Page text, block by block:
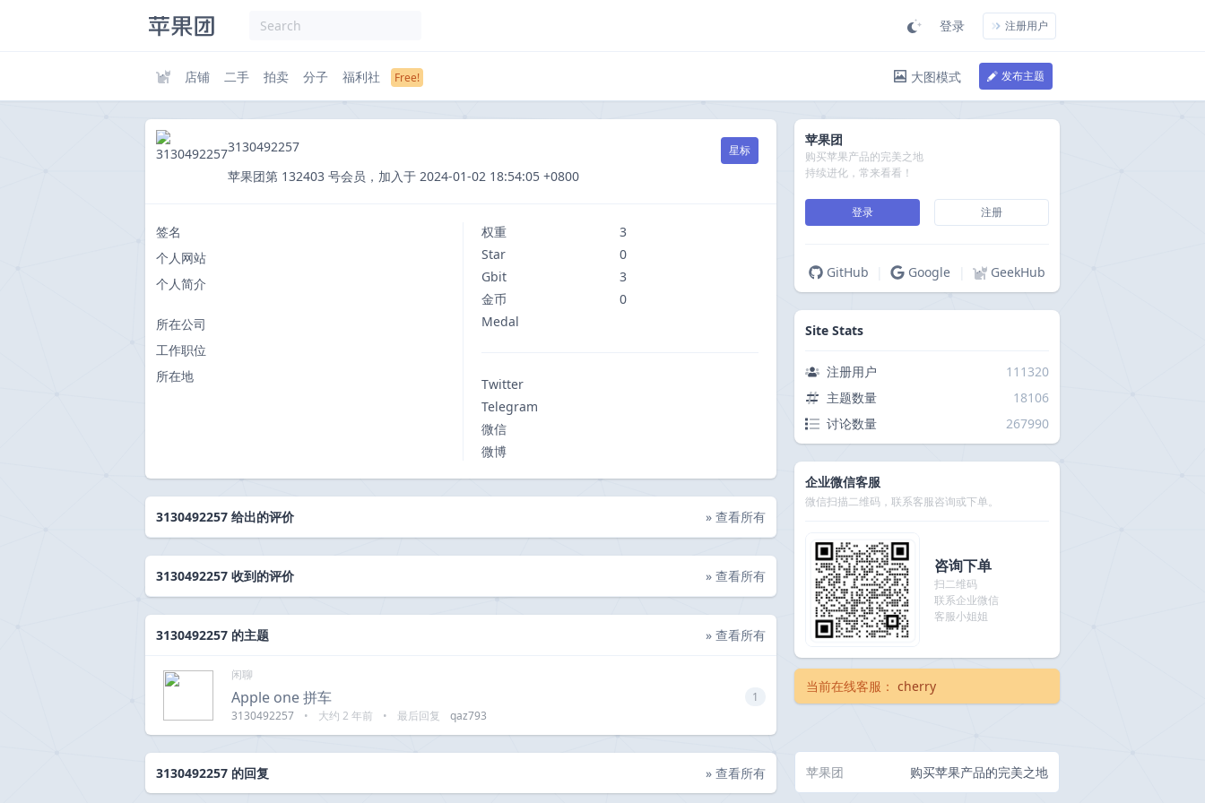
登录 注册用户
店铺 二手 拍卖 分子 福利社 大图模式 发布主题
3130492257
苹果团第 132403 号会员，加入于 2024-01-02 18:54:05 +0800
星标
签名
个人网站
个人简介
所在公司
工作职位
所在地
权重
3
Star
0
Gbit
3
金币
0
Medal
Twitter
Telegram
微信
微博
3130492257 给出的评价 » 查看所有
3130492257 收到的评价 » 查看所有
3130492257 的主题 » 查看所有
闲聊
Apple one 拼车
3130492257 • 大约 2 年前 • 最后回复 qaz793
1
3130492257 的回复 » 查看所有
苹果团
购买苹果产品的完美之地
持续进化，常来看看！
登录 注册
GitHub Google GeekHub
Site Stats
注册用户
111320
主题数量
18106
讨论数量
267990
企业微信客服
微信扫描二维码，联系客服咨询或下单。
咨询下单
扫二维码
联系企业微信
客服小姐姐
当前在线客服： cherry
苹果团 购买苹果产品的完美之地